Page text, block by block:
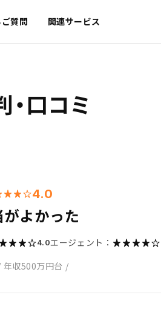
質問 関連サービス
・口コミ
4.0
よかった
4.0エージェント：
年収500万円台 /